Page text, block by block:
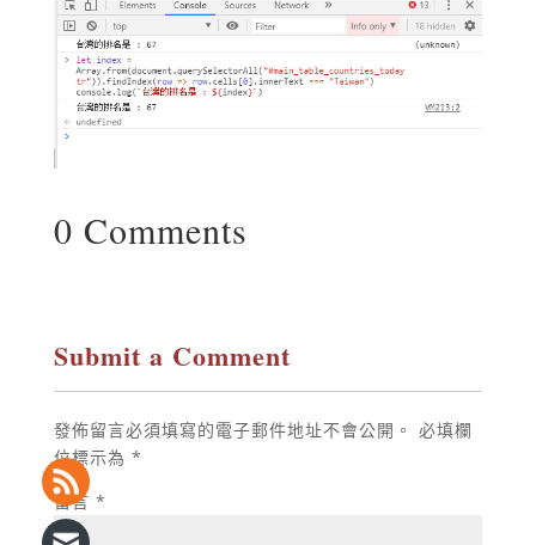
0 Comments
Submit a Comment
發佈留言必須填寫的電子郵件地址不會公開。 必填欄
位標示為 *
留言 *